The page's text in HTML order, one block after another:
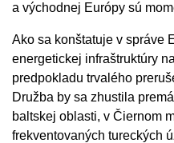
a východnej Európy sú
Ako sa konštatuje v správe
energetickej infraštruktúry
predpokladu trvalého
Družba by sa zhustila
baltskej oblasti, v Čiernom
frekventovaných tureckých